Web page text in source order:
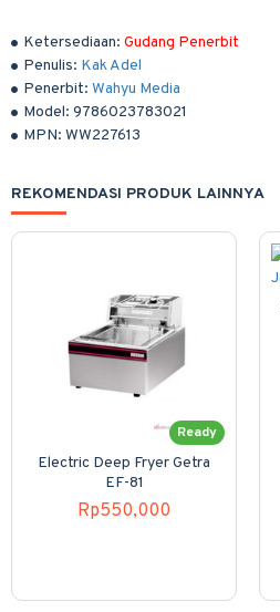
Ketersediaan: Gudang Penerbit
Penulis: Kak Adel
Penerbit: Wahyu Media
Model: 9786023783021
MPN: WW227613
REKOMENDASI PRODUK LAINNYA
Ready
Electric Deep Fryer Getra
EF-81
Rp550,000